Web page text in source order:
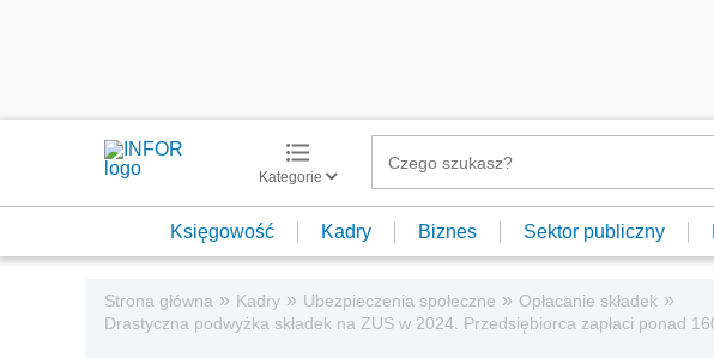
Kategorie
Księgowość Kadry Biznes Sektor publiczny
Strona główna » Kadry » Ubezpieczenia społeczne » Opłacanie składek »
Drastyczna podwyżka składek na ZUS w 2024. Przedsiębiorca zapłaci ponad